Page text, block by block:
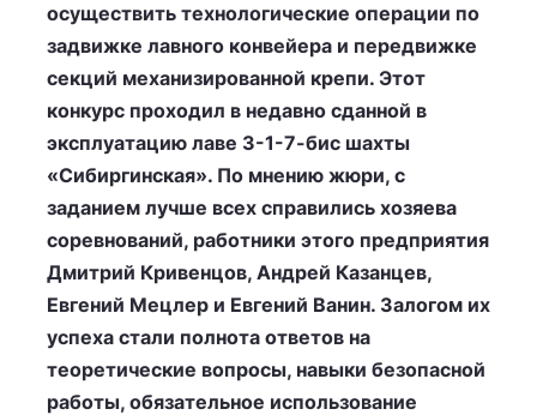
осуществить технологические операции по
задвижке лавного конвейера и передвижке
секций механизированной крепи. Этот
конкурс проходил в недавно сданной в
эксплуатацию лаве 3-1-7-бис шахты
«Сибиргинская». По мнению жюри, с
заданием лучше всех справились хозяева
соревнований, работники этого предприятия
Дмитрий Кривенцов, Андрей Казанцев,
Евгений Мецлер и Евгений Ванин. Залогом их
успеха стали полнота ответов на
теоретические вопросы, навыки безопасной
работы, обязательное использование